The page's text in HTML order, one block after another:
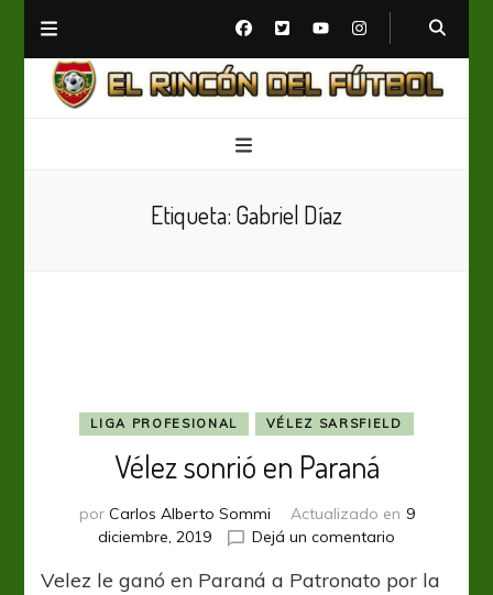
Etiqueta: Gabriel Díaz
LIGA PROFESIONAL VÉLEZ SARSFIELD
Vélez sonrió en Paraná
por Carlos Alberto Sommi Actualizado en 9
diciembre, 2019
Dejá un comentario
sonrió
Velez le ganó en Paraná a Patronato por la